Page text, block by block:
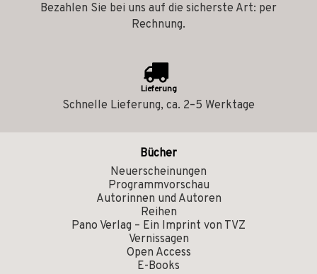
Bezahlen Sie bei uns auf die sicherste Art: per
Rechnung.
Lieferung
Schnelle Lieferung, ca. 2–5 Werktage
Bücher
Neuerscheinungen
Programmvorschau
Autorinnen und Autoren
Reihen
Pano Verlag – Ein Imprint von TVZ
Vernissagen
Open Access
E-Books